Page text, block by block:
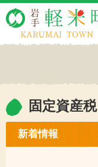
固定資産税
新着情報